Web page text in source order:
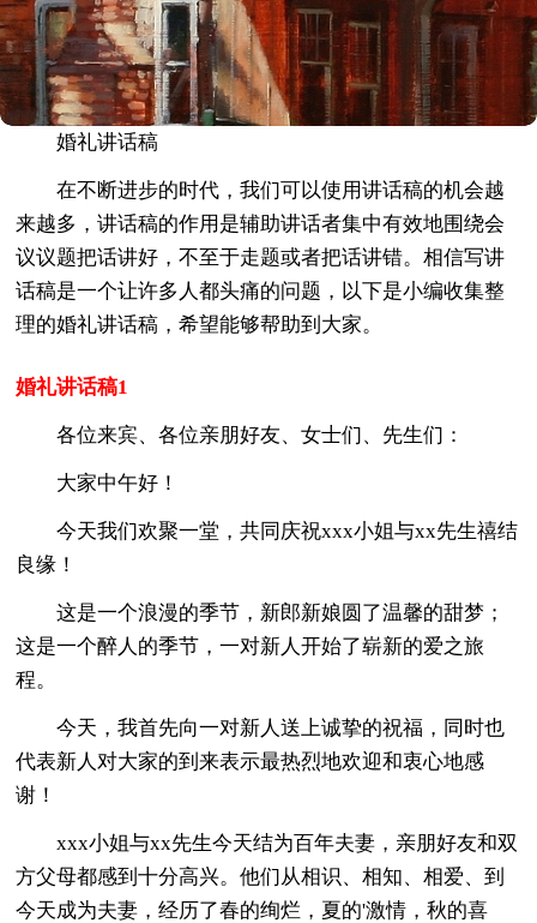
婚礼讲话稿
在不断进步的时代，我们可以使用讲话稿的机会越
来越多，讲话稿的作用是辅助讲话者集中有效地围绕会
议议题把话讲好，不至于走题或者把话讲错。相信写讲
话稿是一个让许多人都头痛的问题，以下是小编收集整
理的婚礼讲话稿，希望能够帮助到大家。
婚礼讲话稿1
各位来宾、各位亲朋好友、女士们、先生们：
大家中午好！
今天我们欢聚一堂，共同庆祝xxx小姐与xx先生禧结
良缘！
这是一个浪漫的季节，新郎新娘圆了温馨的甜梦；
这是一个醉人的季节，一对新人开始了崭新的爱之旅
程。
今天，我首先向一对新人送上诚挚的祝福，同时也
代表新人对大家的到来表示最热烈地欢迎和衷心地感
谢！
xxx小姐与xx先生今天结为百年夫妻，亲朋好友和双
方父母都感到十分高兴。他们从相识、相知、相爱、到
今天成为夫妻，经历了春的绚烂，夏的'激情，秋的喜